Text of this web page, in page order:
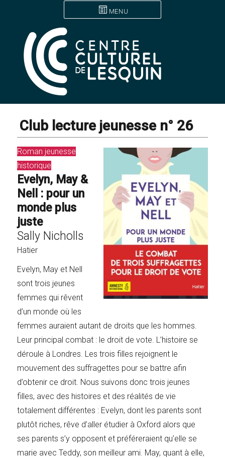
MENU
Club lecture jeunesse n° 26
Roman jeunesse
historique
Evelyn, May &
Nell : pour un
monde plus
juste
Sally Nicholls
Hatier
Evelyn, May et Nell
sont trois jeunes
femmes qui rêvent
d’un monde où les
femmes auraient autant de droits que les hommes.
Leur principal combat : le droit de vote. L’histoire se
déroule à Londres. Les trois filles rejoignent le
mouvement des suffragettes pour se battre afin
d’obtenir ce droit. Nous suivons donc trois jeunes
filles, avec des histoires et des réalités de vie
totalement différentes : Evelyn, dont les parents sont
plutôt riches, rêve d’aller étudier à Oxford alors que
ses parents s’y opposent et préféreraient qu’elle se
marie avec Teddy, son meilleur ami. May, quant à elle,